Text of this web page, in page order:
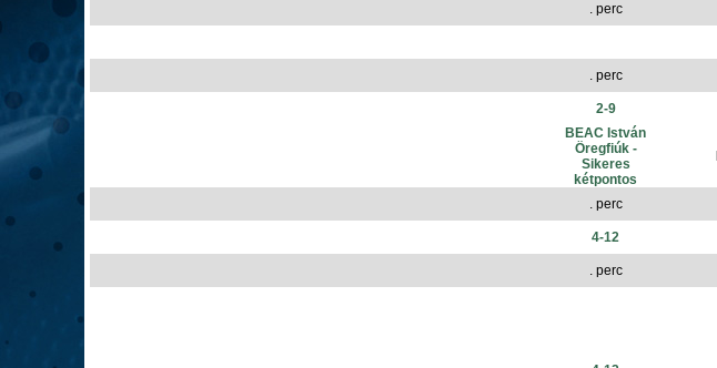
. perc
. perc
2-9
BEAC István
Öregfiúk -
Sikeres
kétpontos
. perc
4-12
. perc